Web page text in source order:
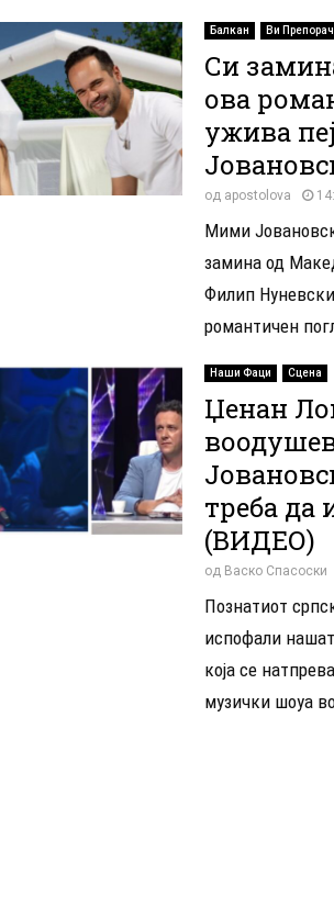
Балкан Ви
Си
ова
ужива
од apostolova
Мими
замина од
Филип
романтичен
Наши Фаци Сцена
Џенан
треба да
(ВИДЕО)
од Васко Спасоски
Познатиот
испофали
која се
музички шоуа